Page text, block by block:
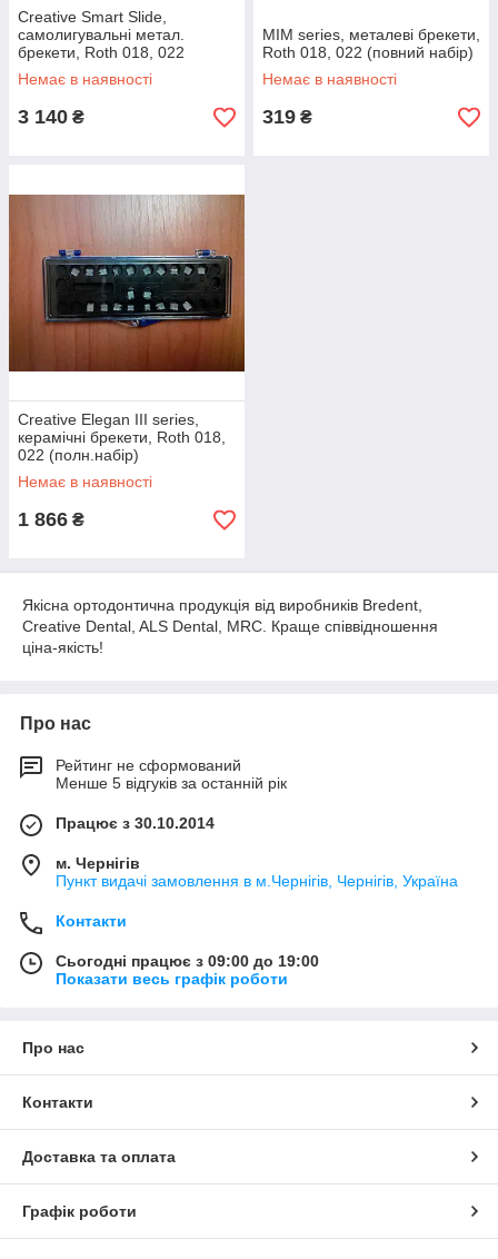
Creative Smart Slide,
самолигувальні метал.
брекети, Roth 018, 022
(повний набір)
Немає в наявності
3 140 ₴
MIM series, металеві брекети,
Roth 018, 022 (повний набір)
Немає в наявності
319 ₴
Creative Elegan III series,
керамічні брекети, Roth 018,
022 (полн.набір)
Немає в наявності
1 866 ₴
Якісна ортодонтична продукція від виробників Bredent,
Creative Dental, ALS Dental, MRC. Краще співвідношення
ціна-якість!
Про нас
Рейтинг не сформований
Менше 5 відгуків за останній рік
Працює з 30.10.2014
м. Чернігів
Пункт видачі замовлення в м.Чернігів, Чернігів, Україна
Контакти
Сьогодні працює з 09:00 до 19:00
Показати весь графік роботи
Про нас
Контакти
Доставка та оплата
Графік роботи